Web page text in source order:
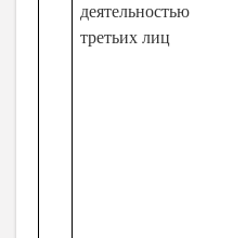
деятельностью
третьих лиц